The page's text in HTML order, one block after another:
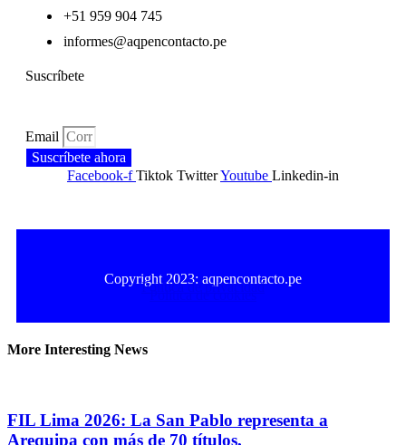
+51 959 904 745
informes@aqpencontacto.pe
Suscríbete
Email
Suscríbete ahora
Facebook-f Tiktok TwitterYoutube Linkedin-in
Copyright 2023: aqpencontacto.pe
Política de privacidad
More Interesting News
FIL Lima 2026: La San Pablo representa a
Arequipa con más de 70 títulos,